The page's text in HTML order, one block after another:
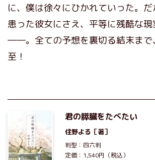
に、僕は徐々にひかれていった。
患った彼女にさえ、平等に残酷な
――。全ての予想を裏切る結末まで
至！
君の膵臓をたべたい
住野よる ［著］
判型：四六判
定価：1,540円（税込）